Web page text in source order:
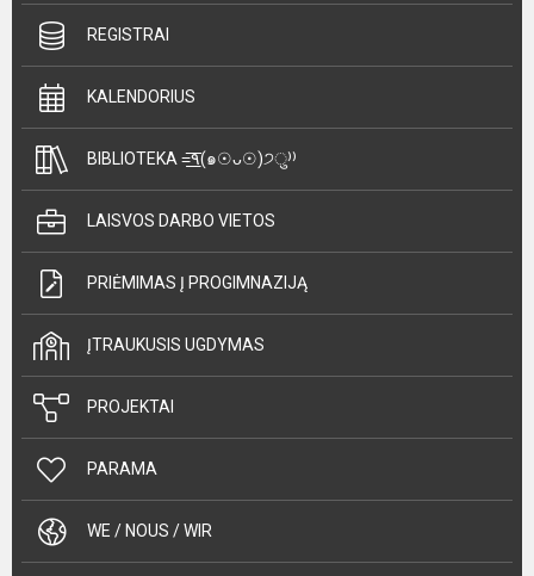
REGISTRAI
KALENDORIUS
BIBLIOTEKA =͟͟͞͞٩(๑☉ᴗ☉)੭ु⁾⁾
LAISVOS DARBO VIETOS
PRIĖMIMAS Į PROGIMNAZIJĄ
ĮTRAUKUSIS UGDYMAS
PROJEKTAI
PARAMA
WE / NOUS / WIR